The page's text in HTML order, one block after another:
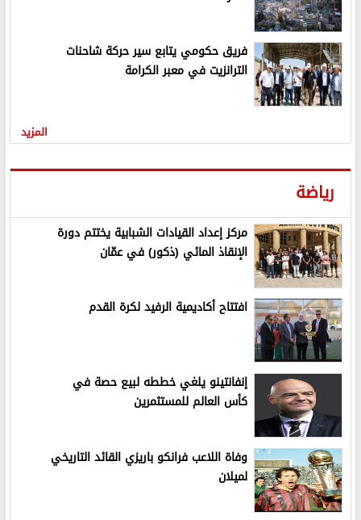
فريق حكومي يتابع سير حركة شاحنات
الترانزيت في معبر الكرامة
المزيد
رياضة
مركز إعداد القيادات الشبابية يختتم دورة
الإنقاذ المائي (ذكور) في عمّان
افتتاح أكاديمية الرفيد لكرة القدم
إنفانتينو يلغي خططه لبيع حصة في
كأس العالم للمستثمرين
وفاة اللاعب فرانكو باريزي القائد التاريخي
لميلان